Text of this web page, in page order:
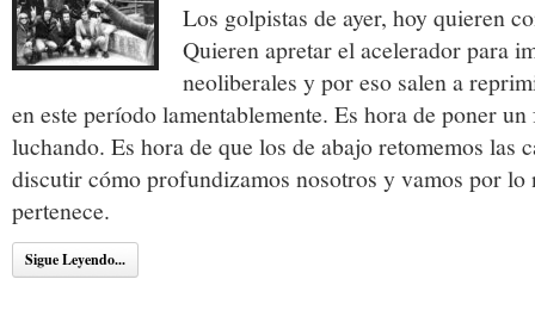
Los golpistas de ayer, hoy quieren
Quieren apretar el acelerador para
neoliberales y por eso salen a
en este período lamentablemente. Es hora de poner
luchando. Es hora de que los de abajo retomemos las
discutir cómo profundizamos nosotros y vamos por lo
pertenece.
Sigue Leyendo...